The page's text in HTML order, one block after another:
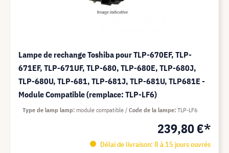
Lampe de rechange Toshiba pour TLP-670EF, TLP-
671EF, TLP-671UF, TLP-680, TLP-680E, TLP-680J,
TLP-680U, TLP-681, TLP-681J, TLP-681U, TLP681E -
Module Compatible (remplace: TLP-LF6)
239,80 €*
Délai de livraison: 8 à 15 jours ouvrés
Type de lamp lamp module compatible Code de la lampe TLP-LF6